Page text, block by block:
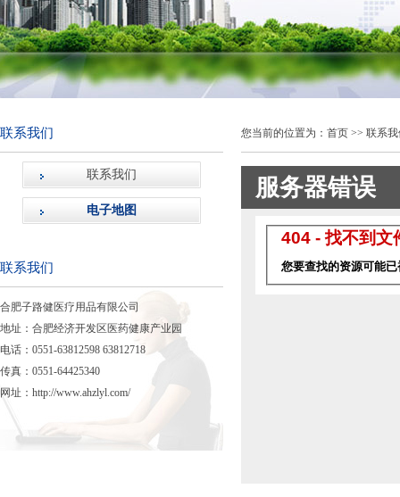
联系我们
联系我们
电子地图
联系我们
合肥子路健医疗用品有限公司
地址：合肥经济开发区医药健康产业园
电话：0551-63812598 63812718
传真：0551-64425340
网址： http://www.ahzlyl.com/
您当前的位置为： 首页 >> 联系